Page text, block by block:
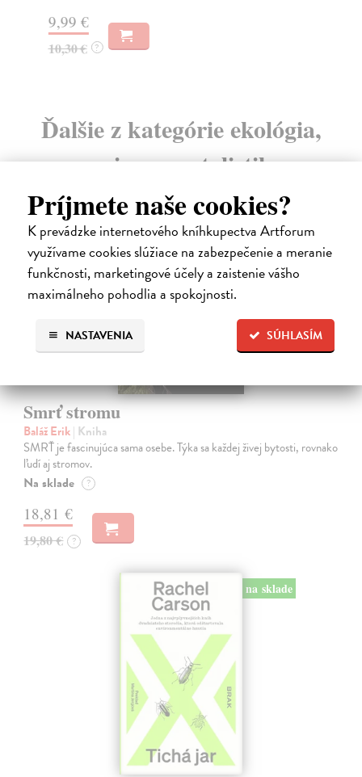
Príjmete naše cookies?
K prevádzke internetového kníhkupectva Artforum
využívame cookies slúžiace na zabezpečenie a meranie
funkčnosti, marketingové účely a zaistenie vášho
maximálneho pohodlia a spokojnosti.
SÚHLASÍM
NASTAVENIA
9,99 €
10,30 € ?
Ďalšie z kategórie ekológia,
environmentalistika
na sklade
Smrť stromu
Baláž Erik| Kniha
SMRŤ je fascinujúca sama osebe. Týka sa každej živej bytosti, rovnako
ľudí aj stromov.
Na sklade ?
18,81 €
19,80 € ?
na sklade